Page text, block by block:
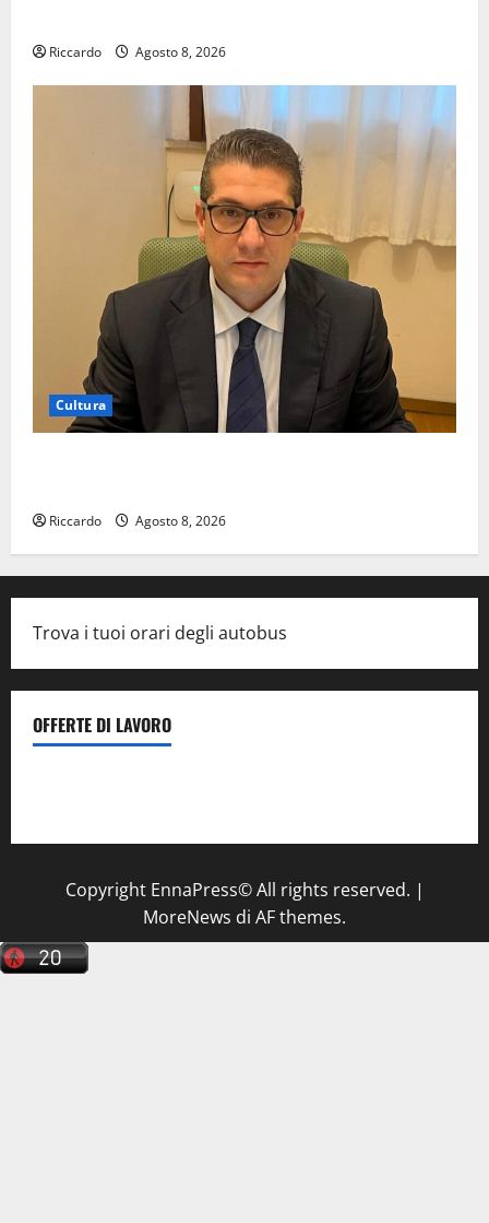
Riccardo Agosto 8, 2026
Cultura
Riccardo Agosto 8, 2026
Trova i tuoi orari degli autobus
OFFERTE DI LAVORO
Copyright EnnaPress© All rights reserved. |
MoreNews di AF themes.